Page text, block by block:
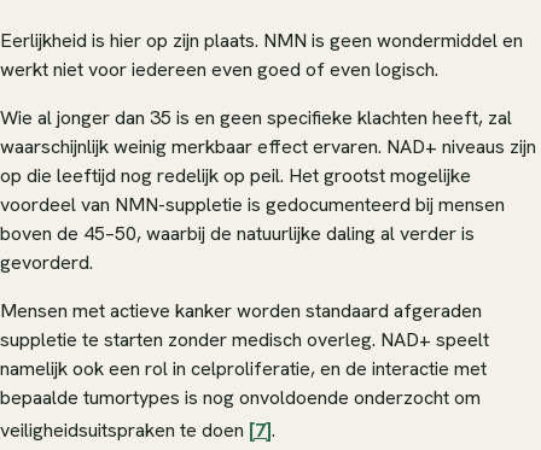
Eerlijkheid is hier op zijn plaats. NMN is geen wondermiddel en
werkt niet voor iedereen even goed of even logisch.
Wie al jonger dan 35 is en geen specifieke klachten heeft, zal
waarschijnlijk weinig merkbaar effect ervaren. NAD+ niveaus zijn
op die leeftijd nog redelijk op peil. Het grootst mogelijke
voordeel van NMN-suppletie is gedocumenteerd bij mensen
boven de 45–50, waarbij de natuurlijke daling al verder is
gevorderd.
Mensen met actieve kanker worden standaard afgeraden
suppletie te starten zonder medisch overleg. NAD+ speelt
namelijk ook een rol in celproliferatie, en de interactie met
bepaalde tumortypes is nog onvoldoende onderzocht om
veiligheidsuitspraken te doen [7].